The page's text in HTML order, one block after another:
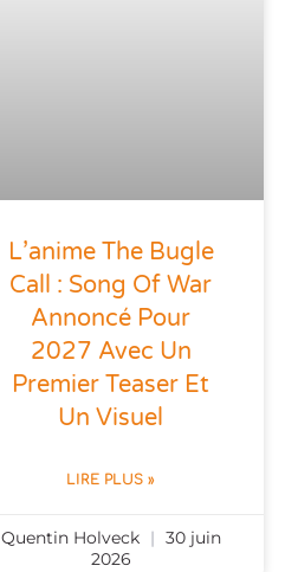
L’anime The Bugle
Call : Song Of War
Annoncé Pour
2027 Avec Un
Premier Teaser Et
Un Visuel
LIRE PLUS »
Quentin Holveck
30 juin
2026